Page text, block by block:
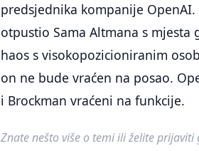
predsjednika kompanije
otpustio Sama Altmana s
haos s visokopozicioniranim
on ne bude vraćen na posao.
i Brockman vraćeni na funkcije.
Znate nešto više o temi ili želite prijaviti